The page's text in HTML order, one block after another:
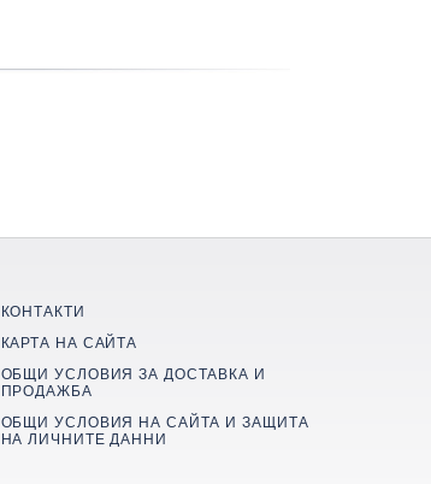
КОНТАКТИ
КАРТА НА САЙТА
ОБЩИ УСЛОВИЯ ЗА ДОСТАВКА И
ПРОДАЖБА
ОБЩИ УСЛОВИЯ НА САЙТА И ЗАЩИТА
НА ЛИЧНИТЕ ДАННИ